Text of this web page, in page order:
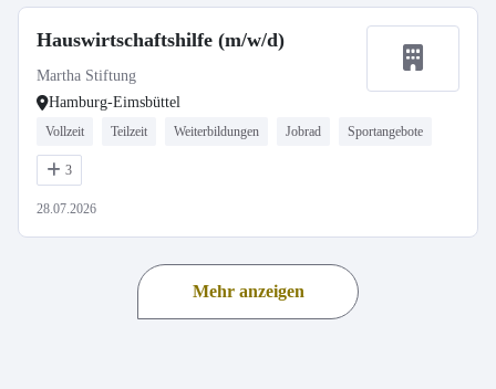
Hauswirtschaftshilfe (m/w/d)
Martha Stiftung
Hamburg-Eimsbüttel
Vollzeit Teilzeit Weiterbildungen Jobrad Sportangebote
3
28.07.2026
Mehr anzeigen